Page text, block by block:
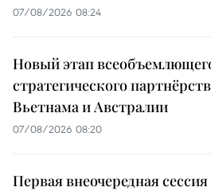
07/08/2026 08:24
Новый этап
стратегического
Вьетнама и Австралии
07/08/2026 08:20
Первая внеочередная